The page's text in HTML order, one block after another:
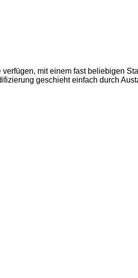
mit einem fast beliebigen
geschieht einfach durch